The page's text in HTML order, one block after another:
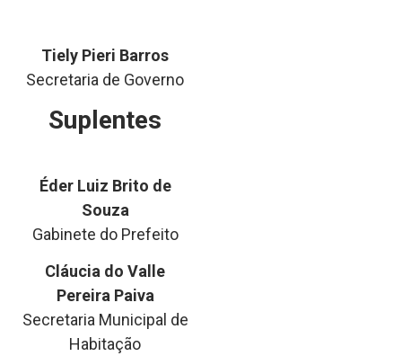
Tiely Pieri Barros
Secretaria de Governo
Suplentes
Éder Luiz Brito de
Souza
Gabinete do Prefeito
Cláucia do Valle
Pereira Paiva
Secretaria Municipal de
Habitação